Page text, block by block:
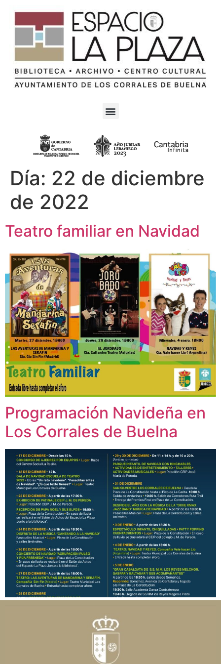
Día: 22 de diciembre
de 2022
Teatro familiar en Navidad
Programación Navideña en
Los Corrales de Buelna